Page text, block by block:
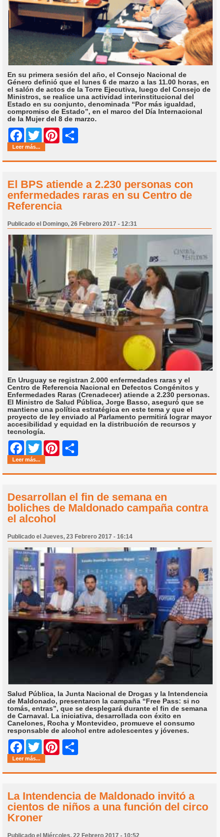
En su primera sesión del año, el Consejo Nacional de
Género definió que el lunes 6 de marzo a las 11.00 horas, en
el salón de actos de la Torre Ejecutiva, luego del Consejo de
Ministros, se realice una actividad interinstitucional del
Estado en su conjunto, denominada “Por más igualdad,
compromiso de Estado”, en el marco del Día Internacional
de la Mujer del 8 de marzo.
Facebook
Twitter Pinterest
Leer más...
El BPS atiende a 2.230 personas con
enfermedades raras en su Centro de
Referencia
Publicado el Domingo, 26 Febrero 2017 - 12:31
En Uruguay se registran 2.000 enfermedades raras y el
Centro de Referencia Nacional en Defectos Congénitos y
Enfermedades Raras (Crenadecer) atiende a 2.230 personas.
El Ministro de Salud Pública, Jorge Basso, aseguró que se
mantiene una política estratégica en este tema y que el
proyecto de ley enviado al Parlamento permitirá lograr mayor
accesibilidad y equidad en la distribución de recursos y
tecnología.
Facebook
Twitter Pinterest
Leer más...
Desarrollan el fin de semana en
boliches de Maldonado campaña contra
el alcohol
Publicado el Jueves, 23 Febrero 2017 - 16:14
Salud Pública, la Junta Nacional de Drogas y la Intendencia
de Maldonado, presentaron la campaña “Free Pass: si no
tomás, entras”, que se desplegará durante el fin de semana
de Carnaval. La iniciativa, desarrollada con éxito en
Canelones, Rocha y Montevideo, promueve el consumo
responsable de alcohol entre adolescentes y jóvenes.
Facebook
Twitter Pinterest
Leer más...
La Intendencia de Maldonado invitó a
cientos de niños a una función del circo
Kroner
Publicado el Miércoles, 22 Febrero 2017 - 10:52